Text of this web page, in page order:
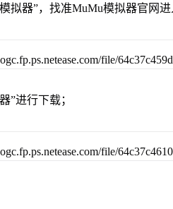
拟器”，找准MuMu模拟器官网进
”进行下载；